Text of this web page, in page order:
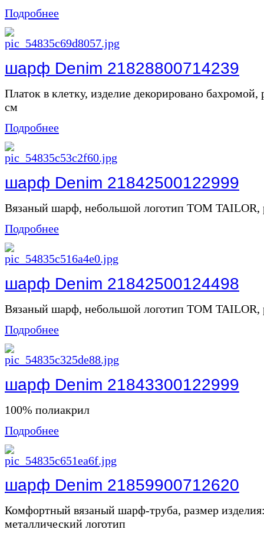
Подробнее
шарф Denim 21828800714239
Платок в клетку, изделие декорировано бахромой,
см
Подробнее
шарф Denim 21842500122999
Вязаный шарф, небольшой логотип TOM TAILOR,
Подробнее
шарф Denim 21842500124498
Вязаный шарф, небольшой логотип TOM TAILOR,
Подробнее
шарф Denim 21843300122999
100% полиакрил
Подробнее
шарф Denim 21859900712620
Комфортный вязаный шарф-труба, размер
металлический логотип